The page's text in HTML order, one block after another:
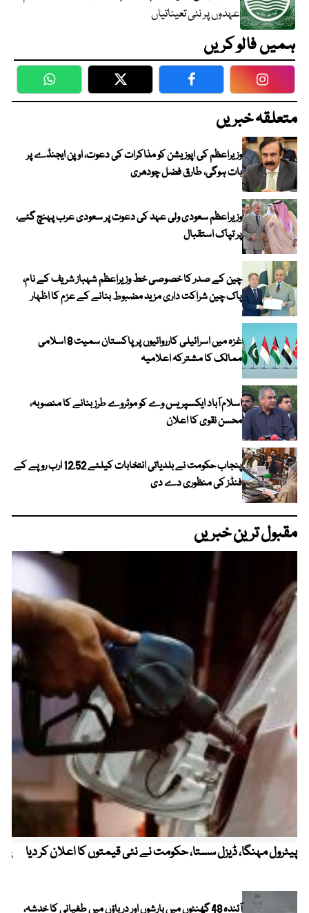
عہدوں پر نئی تعیناتیاں
ہمیں فالو کریں
WhatsApp Twitter Facebook
متعلقہ خبریں
وزیراعظم کی اپوزیشن کو مذاکرات کی دعوت، اوپن ایجنڈے پر
بات ہوگی، طارق فضل چودھری
وزیراعظم سعودی ولی عہد کی دعوت پر سعودی عرب پہنچ گئے،
پر تپاک استقبال
چین کے صدر کا خصوصی خط وزیراعظم شہباز شریف کے نام،
پاک چین شراکت داری مزید مضبوط بنانے کے عزم کا اظہار
غزہ میں اسرائیلی کارروائیوں پر پاکستان سمیت 8 اسلامی
ممالک کا مشترکہ اعلامیہ
اسلام آباد ایکسپریس وے کو موٹروے طرز بنانے کا منصوبہ،
محسن نقوی کا اعلان
پنجاب حکومت نے بلدیاتی انتخابات کیلئے 12.52 ارب روپے کے
فنڈز کی منظوری دے دی
مقبول ترین خبریں
پیٹرول مہنگا، ڈیزل سستا، حکومت نے نئی قیمتوں کا اعلان کر دیا
آئندہ 48 گھنٹوں میں بارشوں اور دریاؤں میں طغیانی کا خدشہ،